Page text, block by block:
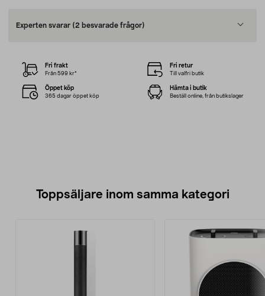
Experten svarar (2 besvarade frågor)
Fri frakt
Från 599 kr*
Fri retur
Till valfri butik
Öppet köp
365 dagar öppet köp
Hämta i butik
Beställ online, från butikslager
Toppsäljare inom samma kategori